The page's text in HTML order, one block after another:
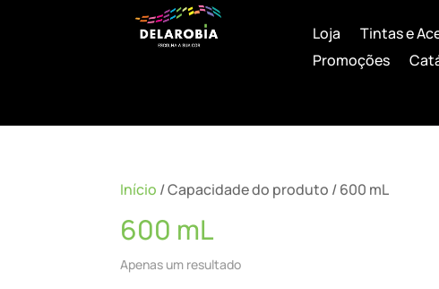
Loja Tintas e
Promoções
Início / Capacidade do produto / 600 mL
600 mL
Apenas um resultado